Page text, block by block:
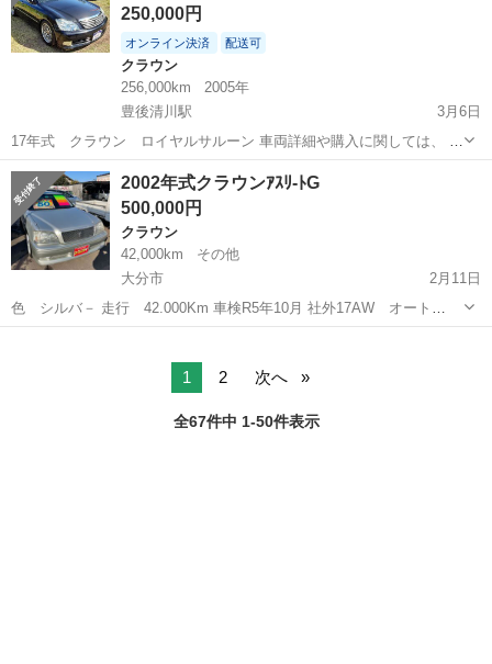
250,000円
オンライン決済 配送可
クラウン
256,000km
2005年
豊後清川駅
3月6日
17年式 クラウン ロイヤルサルーン 車両詳細や購入に関しては、 お
気軽にお問い合わせ下さい。 車屋フリーダム 090-1086-4260
大分 豊後大野市 豊後清川駅 クラウン
2002年式クラウンｱｽﾘ-ﾄG
500,000円
クラウン
42,000km
その他
大分市
2月11日
色 シルバ－ 走行 42.000Km 車検R5年10月 社外17AW オート
AC 電動シート CDチェンジャー 諸費用こみで総額570.000円 気に
1 2 次へ
全67件中 1-50件表示